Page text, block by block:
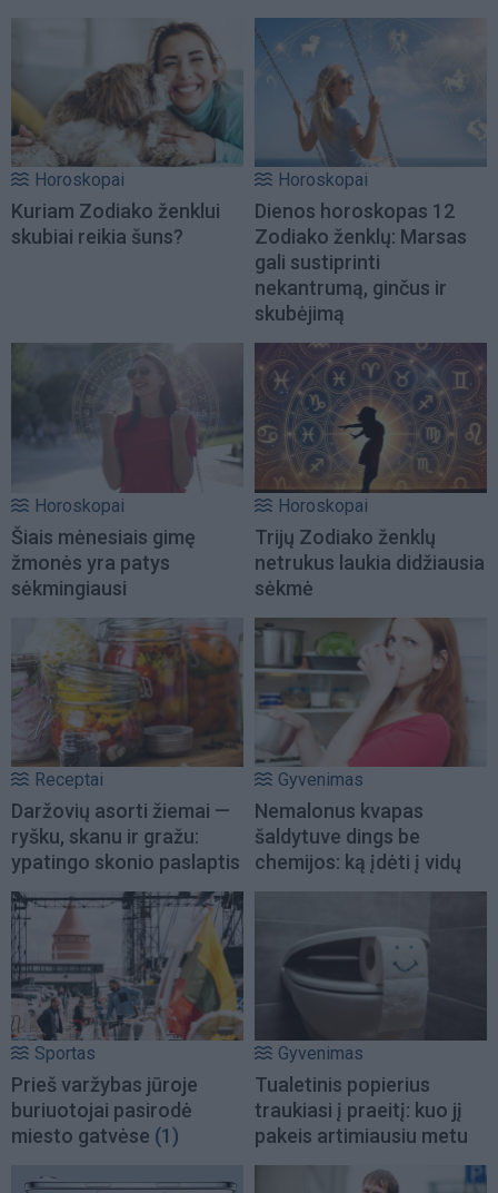
Horoskopai
Kuriam Zodiako ženklui
skubiai reikia šuns?
Horoskopai
Dienos horoskopas 12
Zodiako ženklų: Marsas
gali sustiprinti
nekantrumą, ginčus ir
skubėjimą
Horoskopai
Šiais mėnesiais gimę
žmonės yra patys
sėkmingiausi
Horoskopai
Trijų Zodiako ženklų
netrukus laukia didžiausia
sėkmė
Receptai
Daržovių asorti žiemai —
ryšku, skanu ir gražu:
ypatingo skonio paslaptis
Gyvenimas
Nemalonus kvapas
šaldytuve dings be
chemijos: ką įdėti į vidų
Sportas
Prieš varžybas jūroje
buriuotojai pasirodė
miesto gatvėse (1)
Gyvenimas
Tualetinis popierius
traukiasi į praeitį: kuo jį
pakeis artimiausiu metu